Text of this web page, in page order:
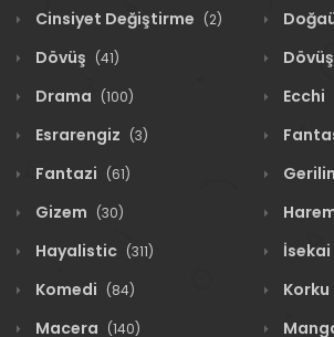
Cinsiyet Değiştirme (2)
Dövüş (41)
Drama (100) Ecchi
Esrarengiz (3)
Fantazi (61)
Gizem (30)
Hayalistic (311) İsekai
Komedi (84) Korku
Macera (140)